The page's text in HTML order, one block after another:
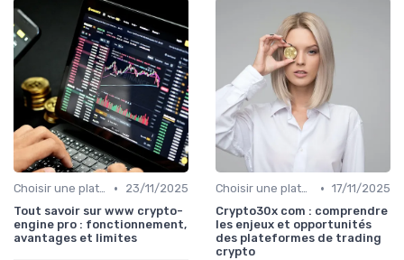
Choisir une plateforme d'échange •
23/11/2025
Tout savoir sur www crypto-
engine pro : fonctionnement,
avantages et limites
Choisir une plateforme d'échange • 17/11/2025
Crypto30x com : comprendre
les enjeux et opportunités
des plateformes de trading
crypto